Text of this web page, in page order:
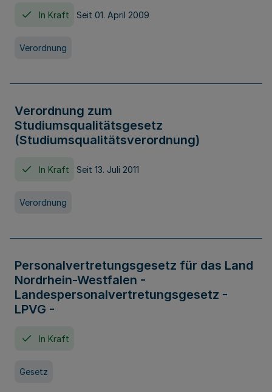
In Kraft Seit 01. April 2009
Verordnung
Verordnung zum
Studiumsqualitätsgesetz
(Studiumsqualitätsverordnung)
In Kraft Seit 13. Juli 2011
Verordnung
Personalvertretungsgesetz für das Land
Nordrhein-Westfalen -
Landespersonalvertretungsgesetz -
LPVG -
In Kraft
Gesetz